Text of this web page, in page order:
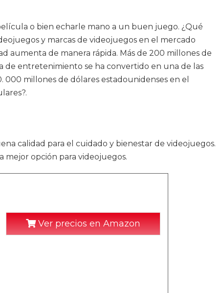
o bien echarle mano a un buen juego. ¿Qué
y marcas de videojuegos en el mercado
aumenta de manera rápida. Más de 200 millones de
de entretenimiento se ha convertido en una de las
millones de dólares estadounidenses en el
calidad para el cuidado y bienestar de videojuegos.
mejor opción para videojuegos.
Ver precios en Amazon